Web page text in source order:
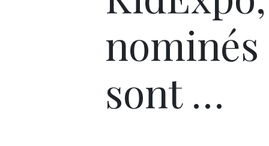
nominés
sont …